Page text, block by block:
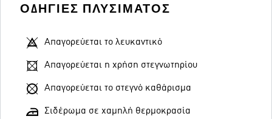
ΟΔΗΓΊΕΣ ΠΛΥΣΊΜΑΤΟΣ
Απαγορεύεται το λευκαντικό
Απαγορεύεται η χρήση στεγνωτηρίου
Απαγορεύεται το στεγνό καθάρισμα
Σιδέρωμα σε χαμηλή θερμοκρασία